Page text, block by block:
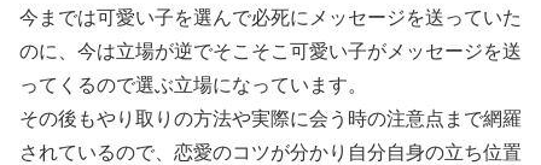
今までは可愛い子を選んで必死にメッセージを送っていた
のに、今は立場が逆でそこそこ可愛い子がメッセージを送
ってくるので選ぶ立場になっています。
その後もやり取りの方法や実際に会う時の注意点まで網羅
されているので、恋愛のコツが分かり自分自身の立ち位置